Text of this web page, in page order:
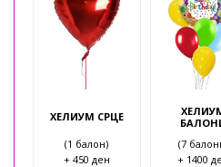
ХЕЛИУМ СРЦЕ
(1 балон)
+ 450 ден
(7
+ 1400